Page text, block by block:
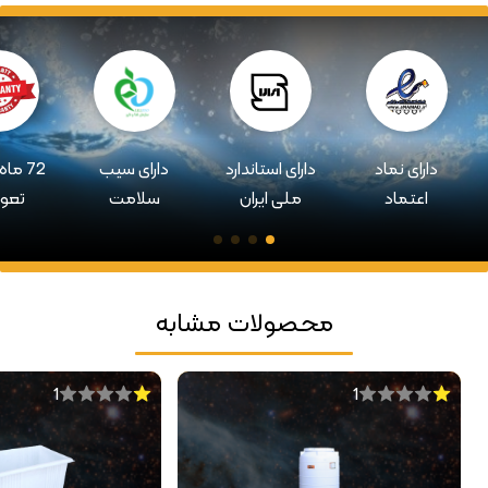
دارای نماد
اعتماد
دارای استاندارد
ملی ایران
دارای سیب
سلامت
72
محصولات مشابه
1
1